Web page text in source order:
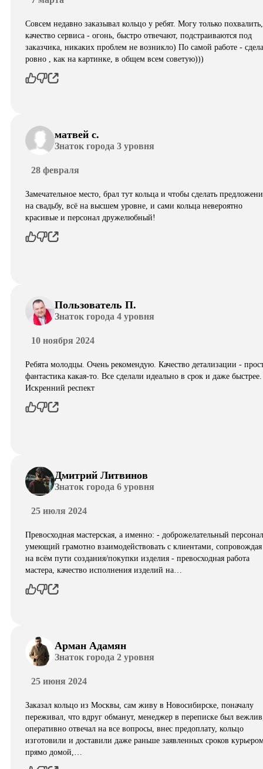
Совсем недавно заказывал кольцо у ребят. Могу только похвалить,
качество сервиса - огонь, быстро отвечают, подстраиваются под
заказчика, никаких проблем не возникло) По самой работе -
ровно , как на картинке, в общем всем советую)))
матвей с.
Знаток города 3 уровня
28 февраля
Замечательное место, брал тут кольца и чтобы сделать
на свадьбу, всё на высшем уровне, и сами кольца невероятно
красивые и персонал дружелюбный!
Пользователь П.
Знаток города 4 уровня
10 ноября 2024
Ребята молодцы. Очень рекомендую. Качество детализации -
фантастика какая-то. Все сделали идеально в срок и даже быстрее.
Искренний респект
Дмитрий Литвинов
Знаток города 6 уровня
25 июля 2024
Превосходная мастерская, а именно: - доброжелательный
умеющий грамотно взаимодействовать с клиентами,
на всём пути создания/покупки изделия - превосходная работа
мастера, качество исполнения изделий на…
Арман Адамян
Знаток города 2 уровня
25 июня 2024
Заказал кольцо из Москвы, сам живу в Новосибирске, поначалу
переживал, что вдруг обманут, менеджер в переписке был
оперативно отвечал на все вопросы, внес предоплату, кольцо
изготовили и доставили даже раньше заявленных сроков
прямо домой,…